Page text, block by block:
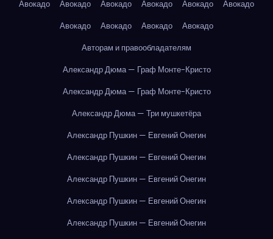
Авокадо
Авокадо Авокадо Авокадо Авокадо
Авокадо
Авокадо
Авокадо Авокадо
Авокадо
Авторам и правообладателям
Александр Дюма — Граф Монте-Кристо
Александр Дюма — Граф Монте-Кристо
Александр Дюма — Три мушкетёра
Александр Пушкин — Евгений Онегин
Александр Пушкин — Евгений Онегин
Александр Пушкин — Евгений Онегин
Александр Пушкин — Евгений Онегин
Александр Пушкин — Евгений Онегин